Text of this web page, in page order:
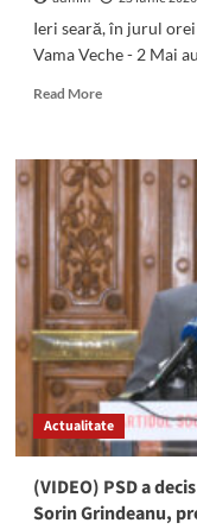
stabilitate
după
ca
premier
Ieri seară, în jurul
Vama Veche - 2 Mai
Read MoreRead
UPDATE:
Băiatul
a
fost
găsit
Un
minor
de
14
ani
din
Limanu
a
DISPĂRUT
acasă:
L-
Actualitate
(VIDEO) PSD a
Sorin Grindeanu,